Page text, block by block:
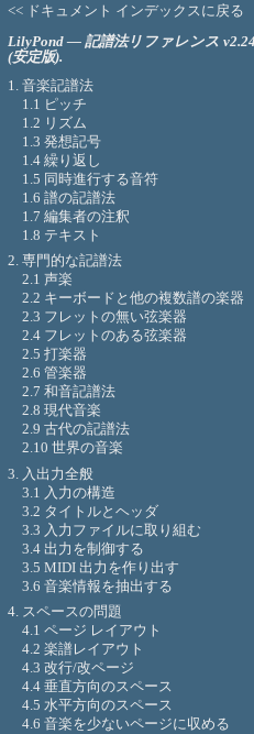
<< ドキュメント インデックスに戻る
LilyPond — 記譜法リファレンス
(安定版).
1. 音楽記譜法
1.1 ピッチ
1.2 リズム
1.3 発想記号
1.4 繰り返し
1.5 同時進行する音符
1.6 譜の記譜法
1.7 編集者の注釈
1.8 テキスト
2. 専門的な記譜法
2.1 声楽
2.2 キーボードと他の複数譜の楽器
2.3 フレットの無い弦楽器
2.4 フレットのある弦楽器
2.5 打楽器
2.6 管楽器
2.7 和音記譜法
2.8 現代音楽
2.9 古代の記譜法
2.10 世界の音楽
3. 入出力全般
3.1 入力の構造
3.2 タイトルとヘッダ
3.3 入力ファイルに取り組む
3.4 出力を制御する
3.5 MIDI 出力を作り出す
3.6 音楽情報を抽出する
4. スペースの問題
4.1 ページ レイアウト
4.2 楽譜レイアウト
4.3 改行/改ページ
4.4 垂直方向のスペース
4.5 水平方向のスペース
4.6 音楽を少ないページに収める